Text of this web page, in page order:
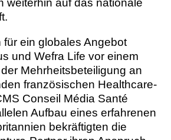
weiterhin auf das nationale
für ein globales Angebot
und Wefra Life vor einem
Mehrheitsbeteiligung an
französischen Healthcare-
Conseil Média Santé
Aufbau eines erfahrenen
bekräftigten die